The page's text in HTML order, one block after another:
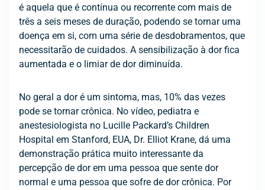
é aquela que é contínua ou recorrente com mais de
três a seis meses de duração, podendo se tornar uma
doença em si, com uma série de desdobramentos, que
necessitarão de cuidados. A sensibilização à dor fica
aumentada e o limiar de dor diminuída.
No geral a dor é um sintoma, mas, 10% das vezes
pode se tornar crônica. No vídeo, pediatra e
anestesiologista no Lucille Packard’s Children
Hospital em Stanford, EUA, Dr. Elliot Krane, dá uma
demonstração prática muito interessante da
percepção de dor em uma pessoa que sente dor
normal e uma pessoa que sofre de dor crônica. Por